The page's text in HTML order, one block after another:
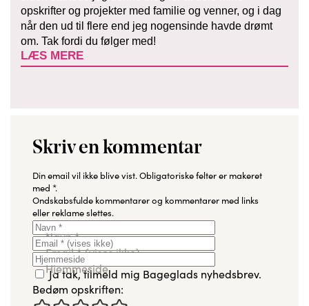
opskrifter og projekter med familie og venner, og i dag
når den ud til flere end jeg nogensinde havde drømt
om. Tak fordi du følger med!
LÆS MERE
Skriv en kommentar
Din email vil ikke blive vist.Obligatoriske felter er makeret
med *.
Ondskabsfulde kommentarer og kommentarer med links
eller reklame slettes.
Navn*
Email*(vises ikke)
Hjemmeside
Ja tak, tilmeld mig Bageglads nyhedsbrev.
Bedøm opskriften: